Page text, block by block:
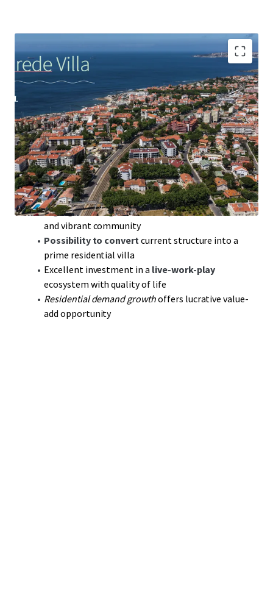
Gross Construction Area offers expansive
development opportunities
981 sqmland area, ideal for luxury villa conversion
near Estoril Coast
228 sqmdeployment area strategically located
near Lisbon and Cascais
30-min drive to Humberto Delgado Airport;
seamless global connectivity
High-growth region: Proximity to Parede Beach
and vibrant community
Possibility to convertcurrent structure into a
prime residential villa
Excellent investment in a live-work-play
ecosystem with quality of life
Residential demand growthoffers lucrative value-
add opportunity